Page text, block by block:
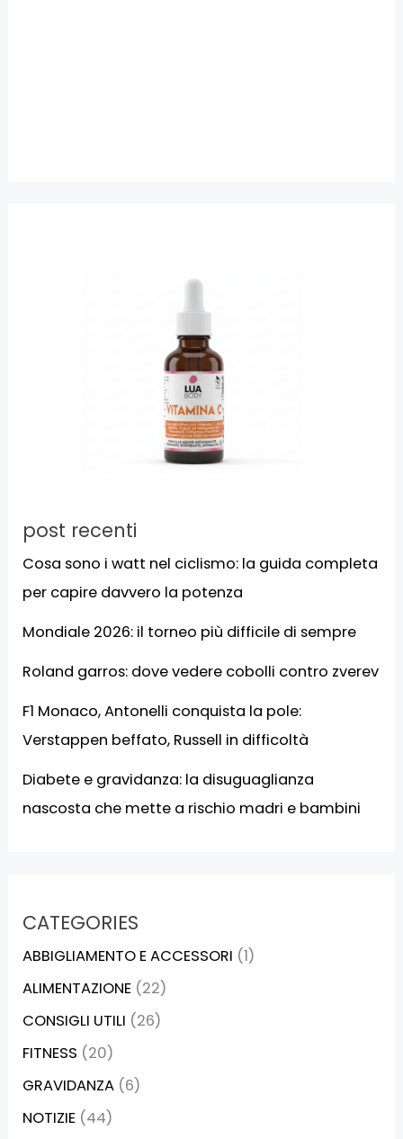
post recenti
Cosa sono i watt nel ciclismo: la guida completa
per capire davvero la potenza
Mondiale 2026: il torneo più difficile di sempre
Roland garros: dove vedere cobolli contro zverev
F1 Monaco, Antonelli conquista la pole:
Verstappen beffato, Russell in difficoltà
Diabete e gravidanza: la disuguaglianza
nascosta che mette a rischio madri e bambini
CATEGORIES
ABBIGLIAMENTO E ACCESSORI (1)
ALIMENTAZIONE (22)
CONSIGLI UTILI (26)
FITNESS (20)
GRAVIDANZA (6)
NOTIZIE (44)